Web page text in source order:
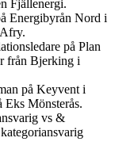
Fjällenergi.
Energibyrån Nord i
på Plan
från Bjerking i
på Keyvent i
Eks Mönsterås.
vs &